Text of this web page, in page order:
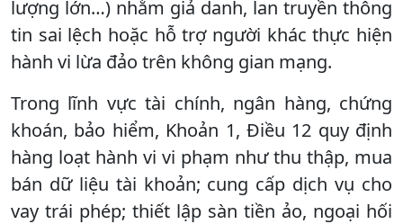
lượng lớn…) nhằm giả danh, lan truyền thông
tin sai lệch hoặc hỗ trợ người khác thực hiện
hành vi lừa đảo trên không gian mạng.
Trong lĩnh vực tài chính, ngân hàng, chứng
khoán, bảo hiểm, Khoản 1, Điều 12 quy định
hàng loạt hành vi vi phạm như thu thập, mua
bán dữ liệu tài khoản; cung cấp dịch vụ cho
vay trái phép; thiết lập sàn tiền ảo, ngoại hối